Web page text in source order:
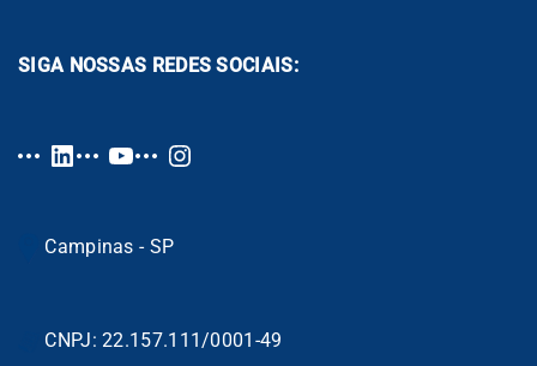
SIGA NOSSAS REDES SOCIAIS:
Campinas - SP
CNPJ: 22.157.111/0001-49